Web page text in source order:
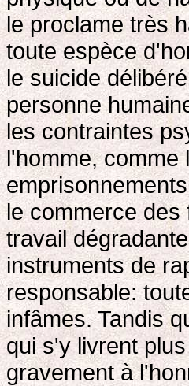
le proclame très
toute espèce
le suicide
personne
les contraintes
l'homme, comme
le commerce des
travail
instruments de
responsable:
infâmes. Tandis
qui s'y livrent
gravement à